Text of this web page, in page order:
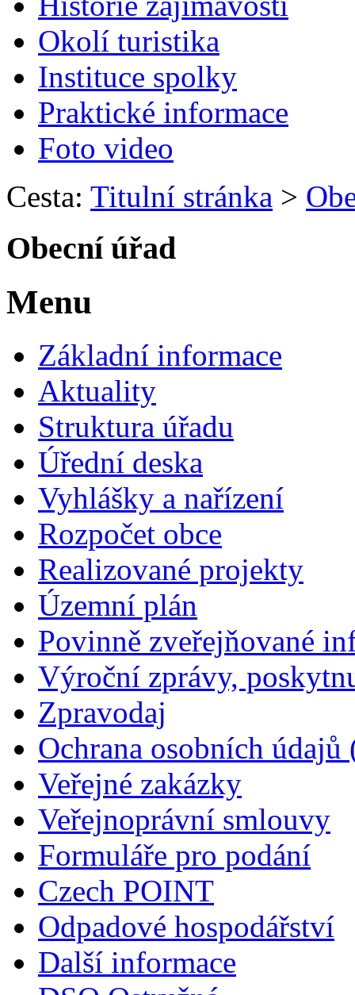
Okolí turistika
Instituce spolky
Praktické informace
Foto video
Cesta: Titulní stránka >
Obecní úřad
Menu
Základní informace
Aktuality
Struktura úřadu
Úřední deska
Vyhlášky a nařízení
Rozpočet obce
Realizované projekty
Územní plán
Povinně zveřejňované
Výroční zprávy,
Zpravodaj
Ochrana osobních údajů
Veřejné zakázky
Veřejnoprávní smlouvy
Formuláře pro podání
Czech POINT
Odpadové hospodářství
Další informace